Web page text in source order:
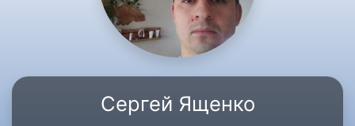
Сергей Ященко